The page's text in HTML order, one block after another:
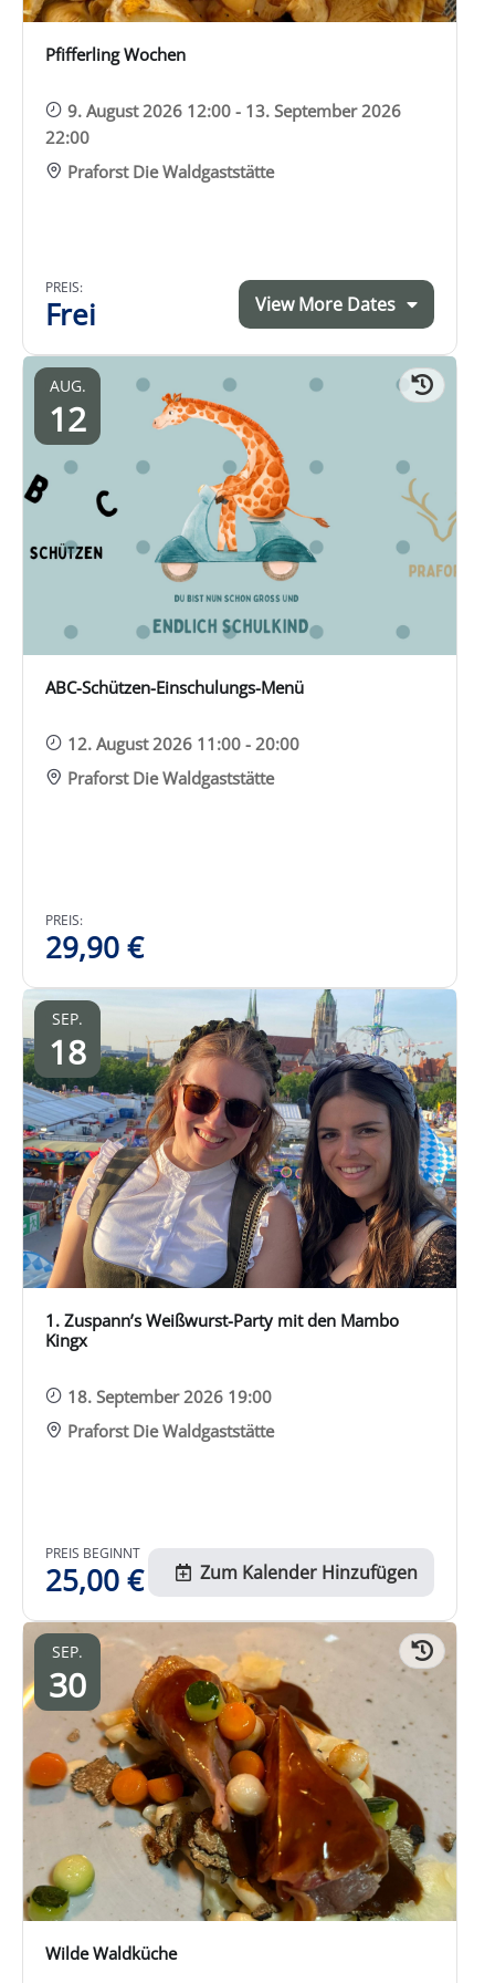
Pfifferling Wochen
9. August 2026 12:00 - 13. September 2026
22:00
Praforst Die Waldgaststätte
PREIS:
Frei View More Dates
AUG.
12
ABC-Schützen-Einschulungs-Menü
12. August 2026 11:00 - 20:00
Praforst Die Waldgaststätte
PREIS:
29,90€
SEP.
18
1. Zuspann’s Weißwurst-Party mit den Mambo
Kingx
18. September 2026 19:00
Praforst Die Waldgaststätte
PREIS BEGINNT
25,00€ Zum Kalender Hinzufügen
SEP.
30
Wilde Waldküche